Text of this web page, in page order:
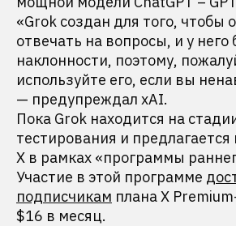
«Grok создан для того, чтобы
отвечать на вопросы, и у него
наклонности, поэтому,
используйте его, если вы
— предупреждал xAI.
Пока Grok находится на
тестирования и
X в рамках «программы
Участие в этой программе
подписчикам плана X
$16 в месяц.